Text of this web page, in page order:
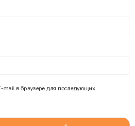
mail в браузере для последующих